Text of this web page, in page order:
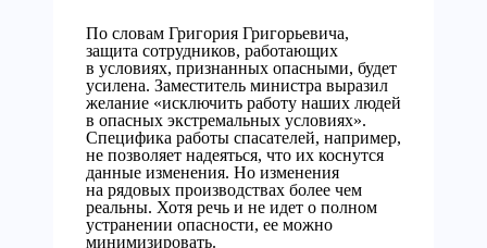
По словам Григория Григорьевича,
защита сотрудников, работающих
в условиях, признанных опасными, будет
усилена. Заместитель министра выразил
желание «исключить работу наших людей
в опасных экстремальных условиях».
Специфика работы спасателей, например,
не позволяет надеяться, что их коснутся
данные изменения. Но изменения
на рядовых производствах более чем
реальны. Хотя речь и не идет о полном
устранении опасности, ее можно
минимизировать.